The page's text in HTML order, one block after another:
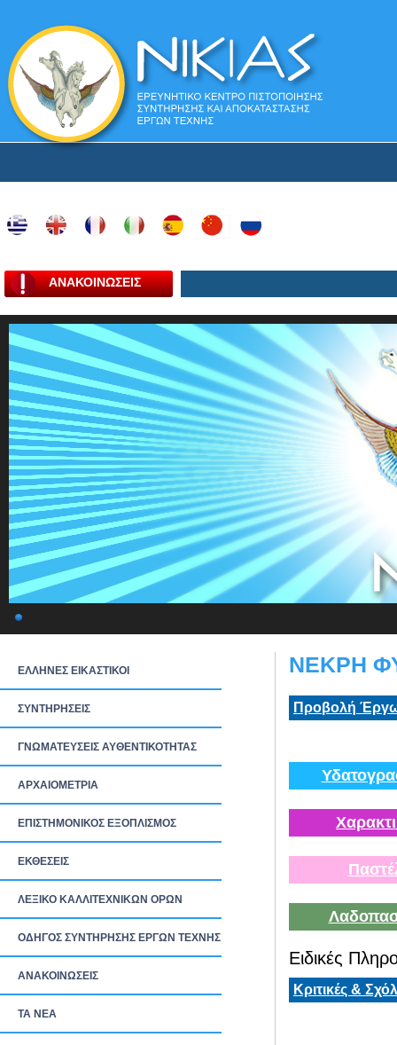
ΑΝΑΚΟΙΝΩΣΕΙΣ
ΕΛΛΗΝΕΣ ΕΙΚΑΣΤΙΚΟΙ
ΣΥΝΤΗΡΗΣΕΙΣ
ΓΝΩΜΑΤΕΥΣΕΙΣ ΑΥΘΕΝΤΙΚΟΤΗΤΑΣ
ΑΡΧΑΙΟΜΕΤΡΙΑ
ΕΠΙΣΤΗΜΟΝΙΚΟΣ ΕΞΟΠΛΙΣΜΟΣ
ΕΚΘΕΣΕΙΣ
ΛΕΞΙΚΟ ΚΑΛΛΙΤΕΧΝΙΚΩΝ ΟΡΩΝ
ΟΔΗΓΟΣ ΣΥΝΤΗΡΗΣΗΣ ΕΡΓΩΝ ΤΕΧΝΗΣ
ΑΝΑΚΟΙΝΩΣΕΙΣ
ΤΑ ΝEΑ
ΝΕΚΡΗ
Προβολή
Ειδικές
Κριτικές &